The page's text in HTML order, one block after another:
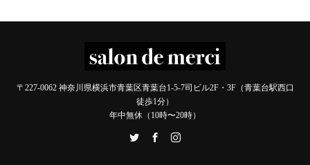
〒227-0062 神奈川県横浜市青葉区青葉台1-5-7司ビル2F・3F（青葉台駅西口
徒歩1分）
年中無休（10時〜20時）